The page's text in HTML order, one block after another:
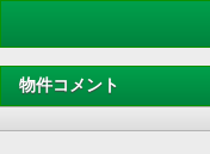
物件コメント